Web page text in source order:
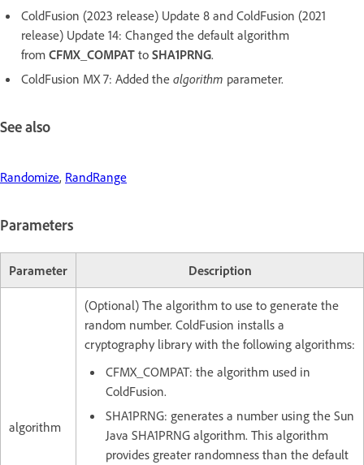
ColdFusion (2023 release) Update 8 and ColdFusion (2021
release) Update 14: Changed the default algorithm
from CFMX_COMPAT to SHA1PRNG.
ColdFusion MX 7: Added the algorithm parameter.
See also
Randomize, RandRange
Parameters
Parameter Description
algorithm
(Optional) The algorithm to use to generate the
random number. ColdFusion installs a
cryptography library with the following algorithms:
CFMX_COMPAT: the algorithm used in
ColdFusion.
SHA1PRNG: generates a number using the Sun
Java SHA1PRNG algorithm. This algorithm
provides greater randomness than the default